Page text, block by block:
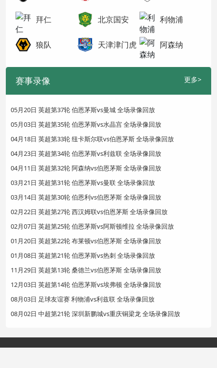
拜仁 北京国安 利物浦
狼队 天津津门虎 阿森纳
赛事录像 更多>
05月20日 英超第37轮 伯恩茅斯vs曼城 全场录像回放
05月03日 英超第35轮 伯恩茅斯vs水晶宫 全场录像回放
04月18日 英超第33轮 纽卡斯尔联vs伯恩茅斯 全场录像回放
04月23日 英超第34轮 伯恩茅斯vs利兹联 全场录像回放
04月11日 英超第32轮 阿森纳vs伯恩茅斯 全场录像回放
03月21日 英超第31轮 伯恩茅斯vs曼联 全场录像回放
03月14日 英超第30轮 伯恩利vs伯恩茅斯 全场录像回放
02月22日 英超第27轮 西汉姆联vs伯恩茅斯 全场录像回放
02月07日 英超第25轮 伯恩茅斯vs阿斯顿维拉 全场录像回放
01月20日 英超第22轮 布莱顿vs伯恩茅斯 全场录像回放
01月08日 英超第21轮 伯恩茅斯vs热刺 全场录像回放
11月29日 英超第13轮 桑德兰vs伯恩茅斯 全场录像回放
12月03日 英超第14轮 伯恩茅斯vs埃弗顿 全场录像回放
08月03日 足球友谊赛 利物浦vs利兹联 全场录像回放
08月02日 中超第21轮 深圳新鹏城vs重庆铜梁龙 全场录像回放